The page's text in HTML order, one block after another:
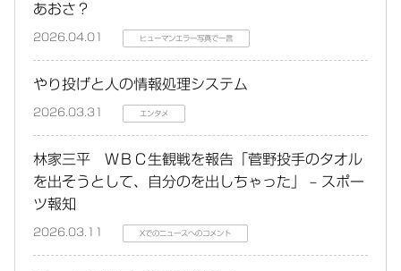
あおさ？
2026.04.01 ヒューマンエラー写真で一言
やり投げと人の情報処理システム
2026.03.31 エンタメ
林家三平 ＷＢＣ生観戦を報告「菅野投手のタオル
を出そうとして、自分のを出しちゃった」 – スポー
ツ報知
2026.03.11 Xでのニュースへのコメント